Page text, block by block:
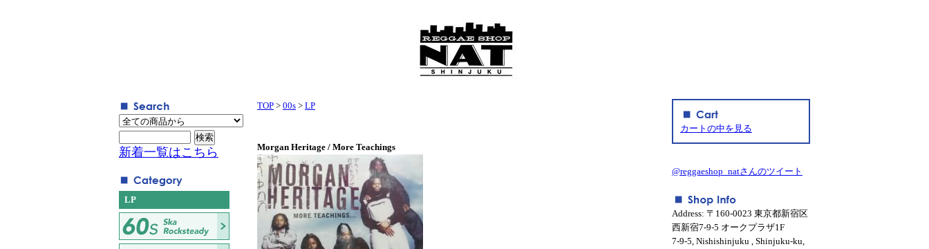
TOP > 00s > LP
Morgan Heritage / More Teachings
新着一覧はこちら
LP
カートの中を見る
@reggaeshop_natさんのツイート
Address: 〒160-0023 東京都新宿区
西新宿7-9-5 オークプラザ1F
7-9-5, Nishishinjuku , Shinjuku-ku,